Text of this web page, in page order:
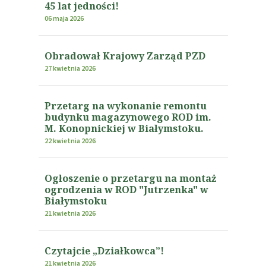
45 lat jedności!
06 maja 2026
Obradował Krajowy Zarząd PZD
27 kwietnia 2026
Przetarg na wykonanie remontu
budynku magazynowego ROD im.
M. Konopnickiej w Białymstoku.
22 kwietnia 2026
Ogłoszenie o przetargu na montaż
ogrodzenia w ROD "Jutrzenka" w
Białymstoku
21 kwietnia 2026
Czytajcie „Działkowca”!
21 kwietnia 2026